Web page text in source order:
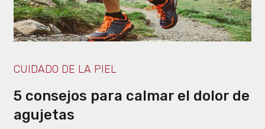
CUIDADO DE LA PIEL
5 consejos para calmar el dolor de
agujetas